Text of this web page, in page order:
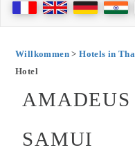
Willkommen>Hotels in
Hotel
SAMUI